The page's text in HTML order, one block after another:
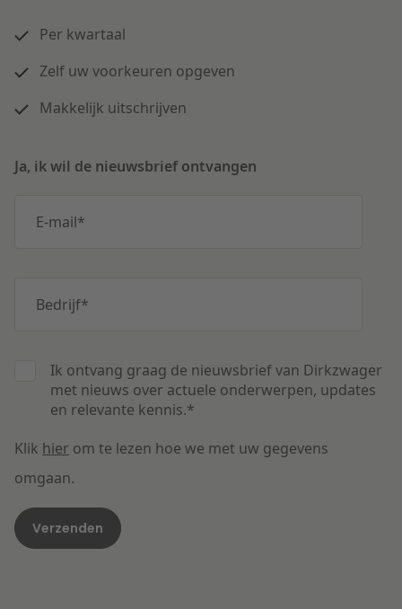
Per kwartaal
Zelf uw voorkeuren opgeven
Makkelijk uitschrijven
Ja, ik wil de nieuwsbrief ontvangen
E-mail*
Bedrijf*
Ik ontvang graag de nieuwsbrief van Dirkzwager
met nieuws over actuele onderwerpen, updates
en relevante kennis.*
Klik hier om te lezen hoe we met uw gegevens
omgaan.